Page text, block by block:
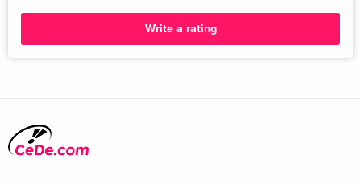
Write a rating